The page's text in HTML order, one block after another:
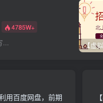
4785W+
...
用百度网盘，前期